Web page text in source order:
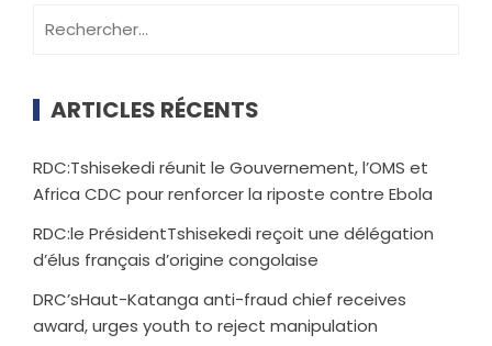
ARTICLES RÉCENTS
RDC:Tshisekedi réunit le Gouvernement, l’OMS et
Africa CDC pour renforcer la riposte contre Ebola
RDC:le PrésidentTshisekedi reçoit une délégation
d’élus français d’origine congolaise
DRC’sHaut-Katanga anti-fraud chief receives
award, urges youth to reject manipulation